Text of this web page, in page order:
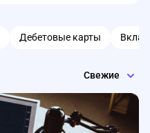
Дебетовые карты
Свежие